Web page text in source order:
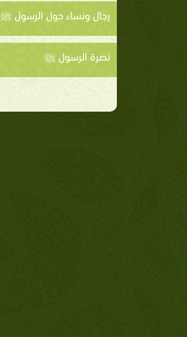
رجال ونساء حول الرسول ﷺ
نصرة الرسول ﷺ